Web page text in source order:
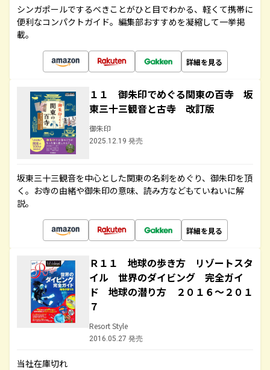
シンガポールでするべきことがひと目でわかる、軽くて携帯に
便利なコンパクトガイド。編集部おすすめを凝縮して一挙掲
載。
詳細を見る
１１ 御朱印でめぐる関東の百寺 坂
東三十三観音と古寺 改訂版
御朱印
2025.12.19 発売
坂東三十三観音を中心とした関東の名刹をめぐり、御朱印を頂
く。お寺の由緒や御朱印の意味、読み方などもていねいに解
説。
詳細を見る
Ｒ１１ 地球の歩き方 リゾートスタ
イル 世界のダイビング 完全ガイ
ド 地球の潜り方 ２０１６～２０１
７
Resort Style
2016.05.27 発売
当社在庫切れ